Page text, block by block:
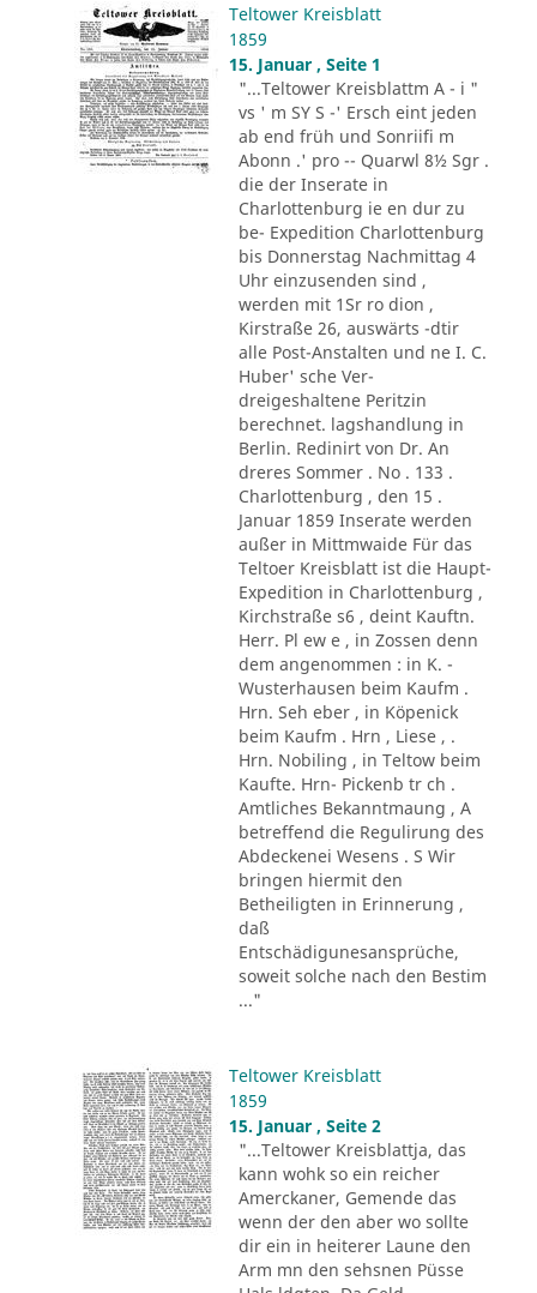
Teltower Kreisblatt
1859
15. Januar , Seite 1
"...Teltower Kreisblattm A - i "
vs ' m SY S -' Ersch eint jeden
ab end früh und Sonriifi m
Abonn .' pro -- Quarwl 8½ Sgr .
die der Inserate in
Charlottenburg ie en dur zu
be- Expedition Charlottenburg
bis Donnerstag Nachmittag 4
Uhr einzusenden sind ,
werden mit 1Sr ro dion ,
Kirstraße 26, auswärts -dtir
alle Post-Anstalten und ne I. C.
Huber' sche Ver-
dreigeshaltene Peritzin
berechnet. lagshandlung in
Berlin. Redinirt von Dr. An
dreres Sommer . No . 133 .
Charlottenburg , den 15 .
Januar 1859 Inserate werden
außer in Mittmwaide Für das
Teltoer Kreisblatt ist die Haupt-
Expedition in Charlottenburg ,
Kirchstraße s6 , deint Kauftn.
Herr. Pl ew e , in Zossen denn
dem angenommen : in K. -
Wusterhausen beim Kaufm .
Hrn. Seh eber , in Köpenick
beim Kaufm . Hrn , Liese , .
Hrn. Nobiling , in Teltow beim
Kaufte. Hrn- Pickenb tr ch .
Amtliches Bekanntmaung , A
betreffend die Regulirung des
Abdeckenei Wesens . S Wir
bringen hiermit den
Betheiligten in Erinnerung ,
daß
Entschädigunesansprüche,
soweit solche nach den Bestim
..."
Teltower Kreisblatt
1859
15. Januar , Seite 2
"...Teltower Kreisblattja, das
kann wohk so ein reicher
Amerckaner, Gemende das
wenn der den aber wo sollte
dir ein in heiterer Laune den
Arm mn den sehsnen Püsse